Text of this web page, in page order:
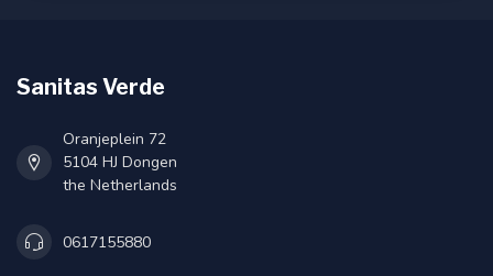
Sanitas Verde
Oranjeplein 72
5104 HJ Dongen
the Netherlands
0617155880